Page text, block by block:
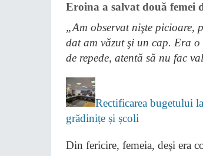
Eroina a salvat două femei
„Am observat nişte picioare,
dat am văzut şi un cap. Era
de repede, atentă să nu fac
Rectificarea bugetului
grădinițe și școli
Din fericire, femeia, deşi era